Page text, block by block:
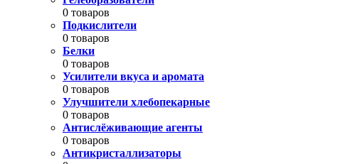
0 товаров
Подкислители
0 товаров
Белки
0 товаров
Усилители вкуса и аромата
0 товаров
Улучшители хлебопекарные
0 товаров
Антислёживающие агенты
0 товаров
Антикристаллизаторы